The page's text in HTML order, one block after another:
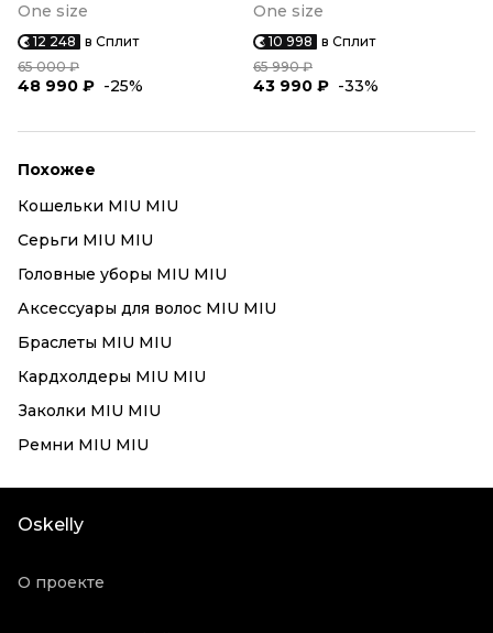
One size
12 248 в Сплит
65 000 ₽
48 990 ₽ -25%
One size
10 998 в Сплит
65 990 ₽
43 990 ₽ -33%
Похожее
Кошельки MIU MIU
Серьги MIU MIU
Головные уборы MIU MIU
Аксессуары для волос MIU MIU
Браслеты MIU MIU
Кардхолдеры MIU MIU
Заколки MIU MIU
Ремни MIU MIU
Oskelly
О проекте